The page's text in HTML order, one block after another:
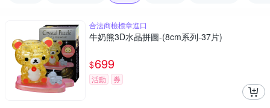
合法商檢標章進口
牛奶熊3D水晶拼圖-(8cm系列-37片)
$699
活動 券